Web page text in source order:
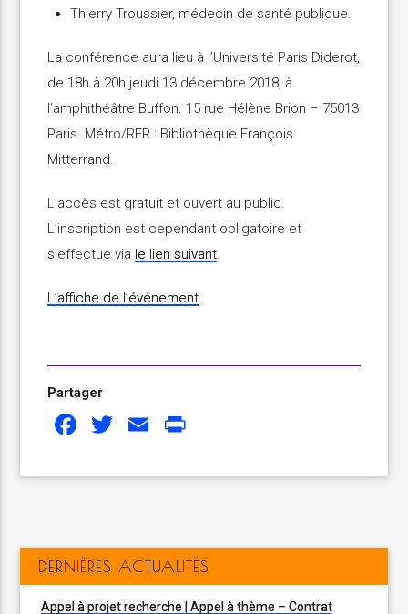
Thierry Troussier, médecin de santé publique.
La conférence aura lieu à l’Université Paris Diderot,
de 18h à 20h jeudi 13 décembre 2018, à
l’amphithéâtre Buffon. 15 rue Hélène Brion – 75013
Paris. Métro/RER : Bibliothèque François
Mitterrand.
L’accès est gratuit et ouvert au public.
L’inscription est cependant obligatoire et
s’effectue via le lien suivant.
L’affiche de l’événement.
Partager
Facebook
Twitter
Email
DERNIÈRES ACTUALITÉS
Appel à projet recherche | Appel à thème – Contrat